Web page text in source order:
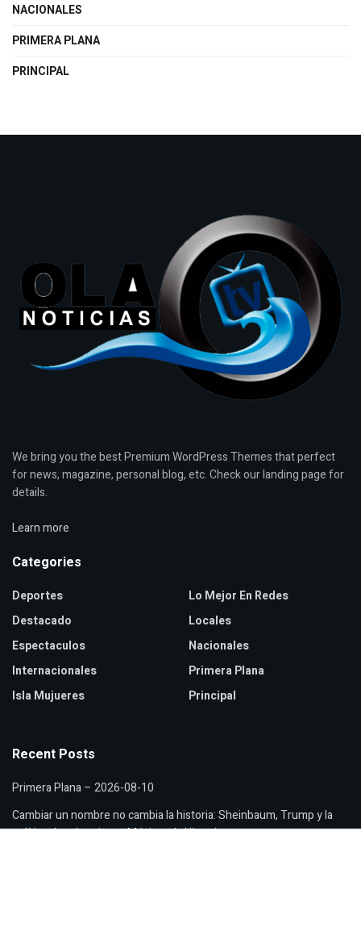
NACIONALES
PRIMERA PLANA
PRINCIPAL
We bring you the best Premium WordPress Themes that perfect
for news, magazine, personal blog, etc. Check our landing page for
details.
Learn more
Categories
Deportes
Destacado
Espectaculos
Internacionales
Isla Mujueres
Lo Mejor En Redes
Locales
Nacionales
Primera Plana
Principal
Recent Posts
Primera Plana – 2026-08-10
Cambiar un nombre no cambia la historia: Sheinbaum, Trump y la
política de rebautizar a México y la Historia